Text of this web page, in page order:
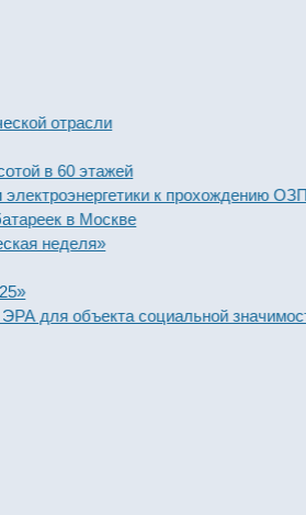
отрасли
60 этажей
к прохождению ОЗП
в Москве
объекта социальной значимости